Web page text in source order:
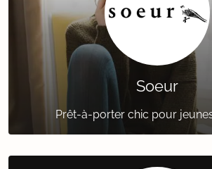
Soeur
Prêt-à-porter chic pour